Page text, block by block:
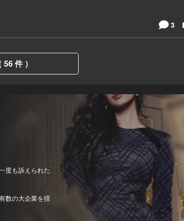
3
件 ）
度も訴えられた
数の大企業を揺